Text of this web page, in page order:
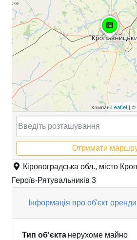
Leaflet | ©
Отримати
Кіровоградська обл., місто
Героїв-Рятувальників 3
Інформація про об'єкт оренди
Тип об'єкта нерухоме майно